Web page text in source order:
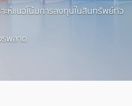
าะห์แนวโน้มการลงทุนในสินทรัพย์ทั่ว
พลาด